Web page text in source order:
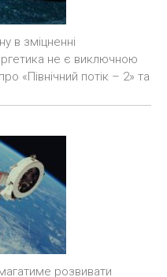
в зміцненні
не є виключною
«Північний потік – 2» та
розвивати